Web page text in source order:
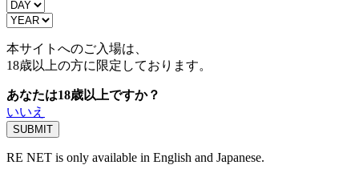
本サイトへのご入場は、
18歳以上の方に限定しております。
あなたは18歳以上ですか？
いいえ
RE NET is only available in English and Japanese.